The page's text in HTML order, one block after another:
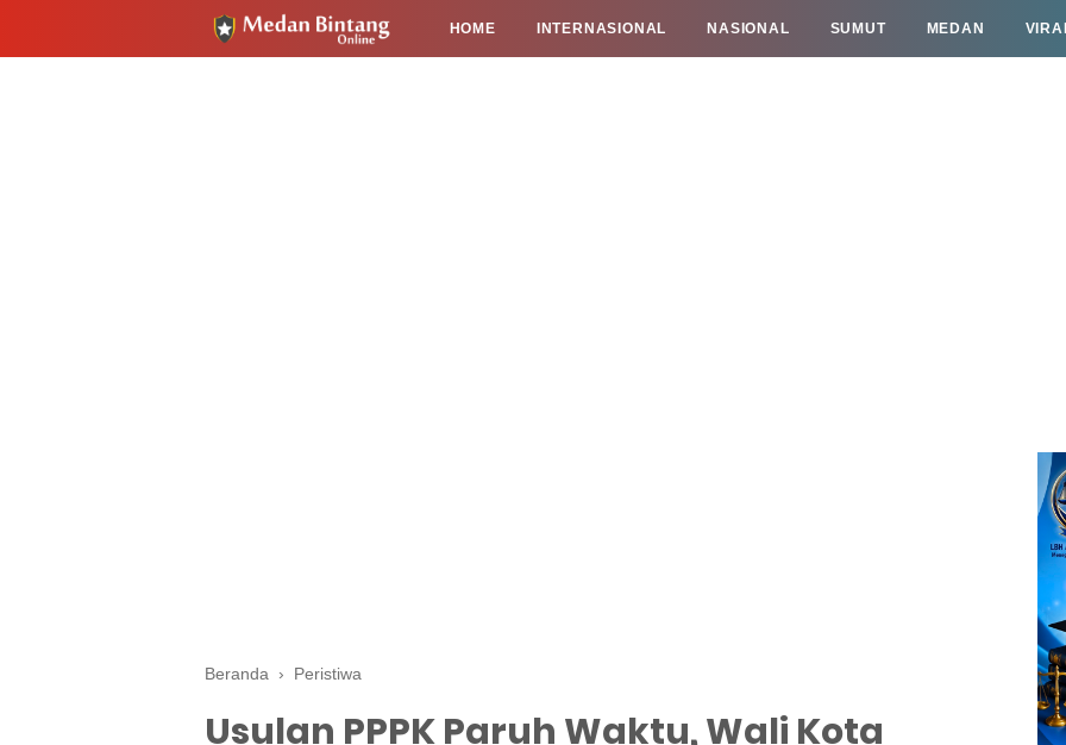
HOME INTERNASIONAL NASIONAL SUMUT MEDAN
Beranda › Peristiwa
Usulan PPPK Paruh Waktu, Wali Kota